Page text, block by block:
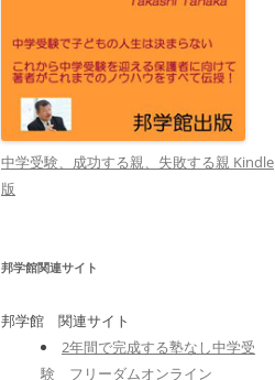
中学受験、成功する親、失敗する親 Kindle
版
邦学館関連サイト
邦学館 関連サイト
2年間で完成する塾なし中学受
験 フリーダムオンライン